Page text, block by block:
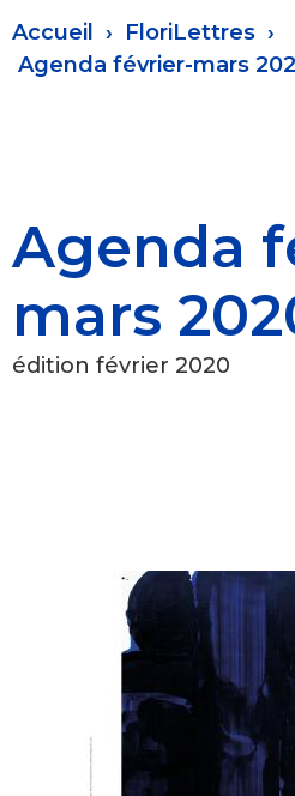
Fil
d'Ariane
Accueil
FloriLettres
Agenda février-mars
Agenda
mars
édition février 2020